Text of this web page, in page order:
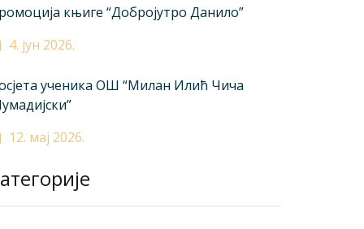
књиге “Добројутро Данило”
4. јун 2026.
ученика ОШ “Милан Илић Чича
12. мај 2026.